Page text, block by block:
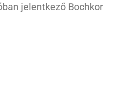
jelentkező Bochkor